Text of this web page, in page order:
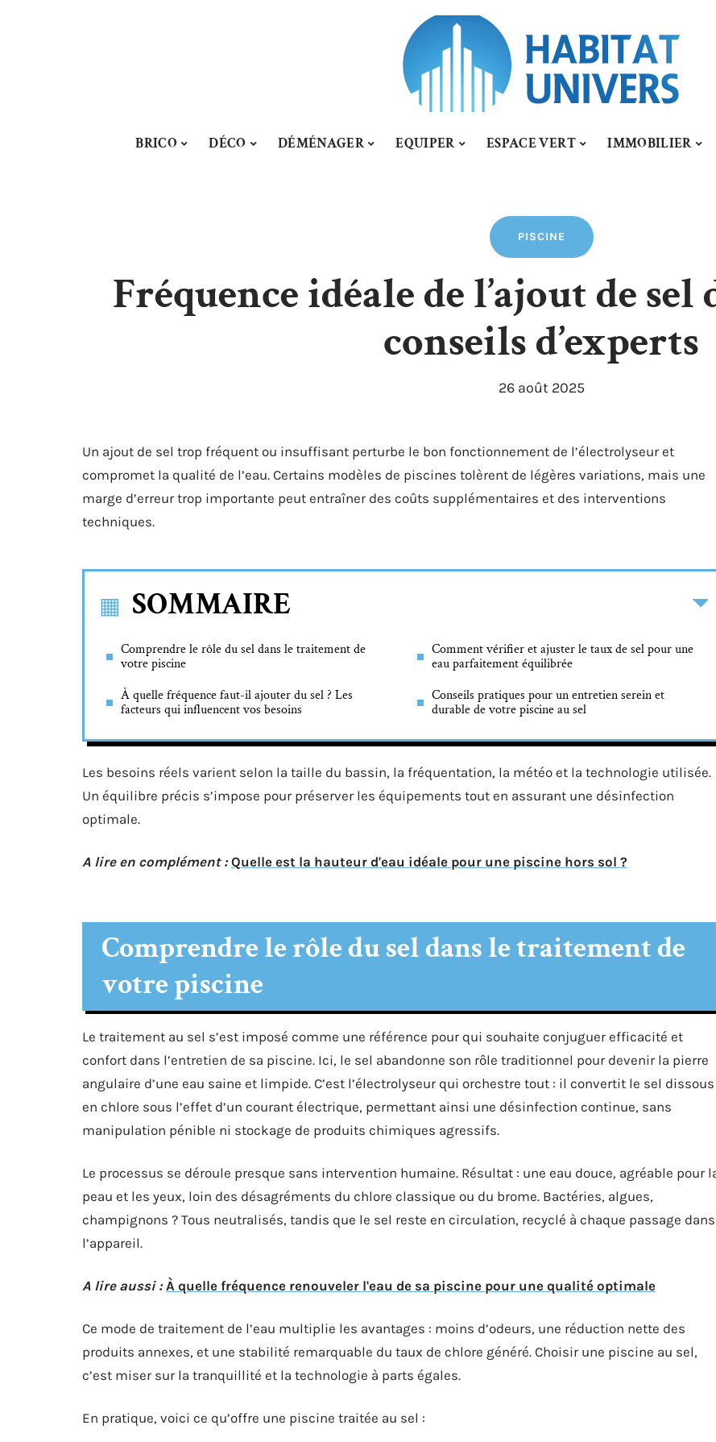
BRICO DÉCO DÉMÉNAGER EQUIPER ESPACE VERT IMMOBILIER
PISCINE
Fréquence idéale de l’ajout de sel
conseils d’experts
26 août 2025
Un ajout de sel trop fréquent ou insuffisant perturbe le bon fonctionnement de l’électrolyseur et
compromet la qualité de l’eau. Certains modèles de piscines tolèrent de légères variations, mais une
marge d’erreur trop importante peut entraîner des coûts supplémentaires et des interventions
techniques.
SOMMAIRE
Comprendre le rôle du sel dans le traitement de
votre piscine
À quelle fréquence faut-il ajouter du sel ? Les
facteurs qui influencent vos besoins
Comment vérifier et ajuster le taux de sel pour une
eau parfaitement équilibrée
Conseils pratiques pour un entretien serein et
durable de votre piscine au sel
Les besoins réels varient selon la taille du bassin, la fréquentation, la météo et la technologie utilisée.
Un équilibre précis s’impose pour préserver les équipements tout en assurant une désinfection
optimale.
A lire en complément : Quelle est la hauteur d'eau idéale pour une piscine hors sol ?
Comprendre le rôle du sel dans le traitement de
votre piscine
Le traitement au sel s’est imposé comme une référence pour qui souhaite conjuguer efficacité et
confort dans l’entretien de sa piscine. Ici, le sel abandonne son rôle traditionnel pour devenir la pierre
angulaire d’une eau saine et limpide. C’est l’électrolyseur qui orchestre tout : il convertit le sel dissous
en chlore sous l’effet d’un courant électrique, permettant ainsi une désinfection continue, sans
manipulation pénible ni stockage de produits chimiques agressifs.
Le processus se déroule presque sans intervention humaine. Résultat : une eau douce, agréable pour
peau et les yeux, loin des désagréments du chlore classique ou du brome. Bactéries, algues,
champignons ? Tous neutralisés, tandis que le sel reste en circulation, recyclé à chaque passage dans
l’appareil.
A lire aussi : À quelle fréquence renouveler l'eau de sa piscine pour une qualité optimale
Ce mode de traitement de l’eau multiplie les avantages : moins d’odeurs, une réduction nette des
produits annexes, et une stabilité remarquable du taux de chlore généré. Choisir une piscine au sel,
c’est miser sur la tranquillité et la technologie à parts égales.
En pratique, voici ce qu’offre une piscine traitée au sel :